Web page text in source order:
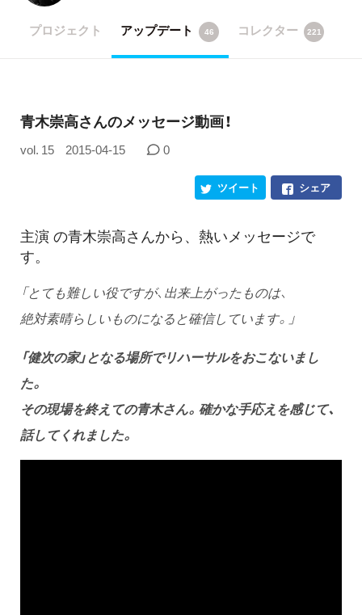
プロジェクト アップデート 46 コレクター 221
青木崇高さんのメッセージ動画！
vol. 15 2015-04-15 0
シェア
ツイート
主演 の青木崇高さんから、熱いメッセージで
す。
「とても難しい役ですが、出来上がったものは、
絶対素晴らしいものになると確信しています。」
「健次の家」となる場所でリハーサルをおこないまし
た。
その現場を終えての青木さん。確かな手応えを感じて、
話してくれました。